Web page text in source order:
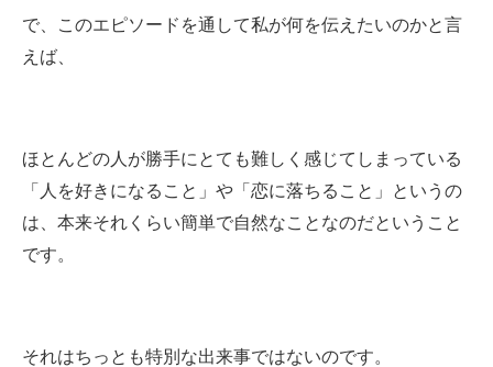
で、このエピソードを通して私が何を伝えたいのかと言
えば、
ほとんどの人が勝手にとても難しく感じてしまっている
「人を好きになること」や「恋に落ちること」というの
は、本来それくらい簡単で自然なことなのだということ
です。
それはちっとも特別な出来事ではないのです。